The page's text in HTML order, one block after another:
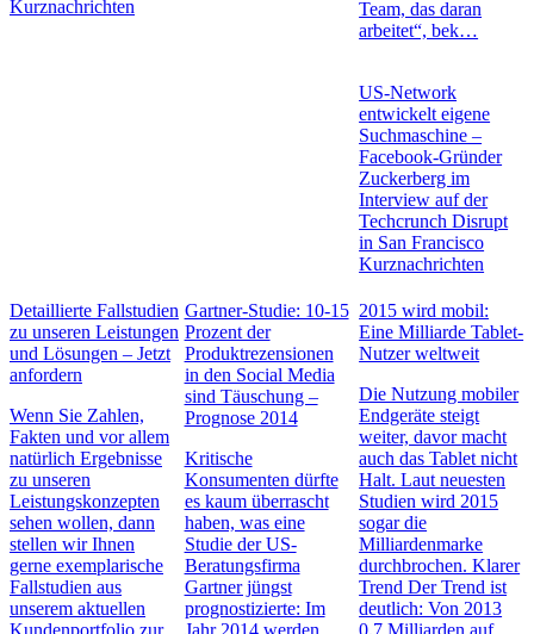
Kurznachrichten
Team, das daran
arbeitet“, bek…
US-Network
entwickelt eigene
Suchmaschine –
Facebook-Gründer
Zuckerberg im
Interview auf der
Techcrunch Disrupt
in San Francisco
Kurznachrichten
Detaillierte Fallstudien
zu unseren Leistungen
und Lösungen – Jetzt
anfordern
Wenn Sie Zahlen,
Fakten und vor allem
natürlich Ergebnisse
zu unseren
Leistungskonzepten
sehen wollen, dann
stellen wir Ihnen
gerne exemplarische
Fallstudien aus
unserem aktuellen
Kundenportfolio zur
Gartner-Studie: 10-15
Prozent der
Produktrezensionen
in den Social Media
sind Täuschung –
Prognose 2014
Kritische
Konsumenten dürfte
es kaum überrascht
haben, was eine
Studie der US-
Beratungsfirma
Gartner jüngst
prognostizierte: Im
Jahr 2014 werden
2015 wird mobil:
Eine Milliarde Tablet-
Nutzer weltweit
Die Nutzung mobiler
Endgeräte steigt
weiter, davor macht
auch das Tablet nicht
Halt. Laut neuesten
Studien wird 2015
sogar die
Milliardenmarke
durchbrochen. Klarer
Trend Der Trend ist
deutlich: Von 2013
0,7 Milliarden auf